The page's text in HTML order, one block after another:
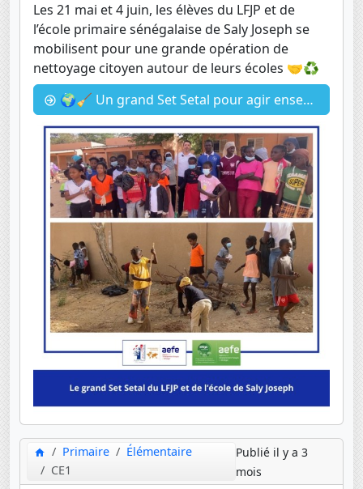
Les 21 mai et 4 juin, les élèves du LFJP et de
l’école primaire sénégalaise de Saly Joseph se
mobilisent pour une grande opération de
nettoyage citoyen autour de leurs écoles 🤝♻️
🌍🧹 Un grand Set Setal pour agir ensemble !
Primaire
Élémentaire
CE1
Publié il y a 3
mois